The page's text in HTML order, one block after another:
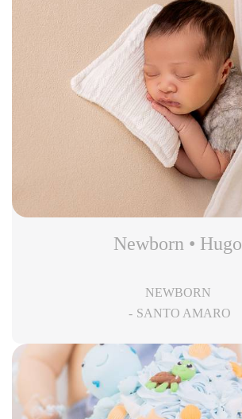
Newborn • Hugo
NEWBORN
SANTO AMARO